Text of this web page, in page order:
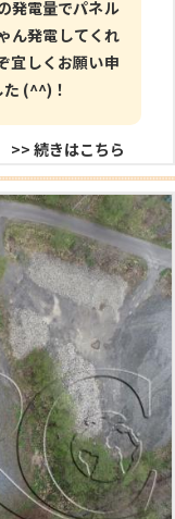
発電量でパネル
ん発電してくれ
宜しくお願い申
(^^)！
>> 続きはこちら